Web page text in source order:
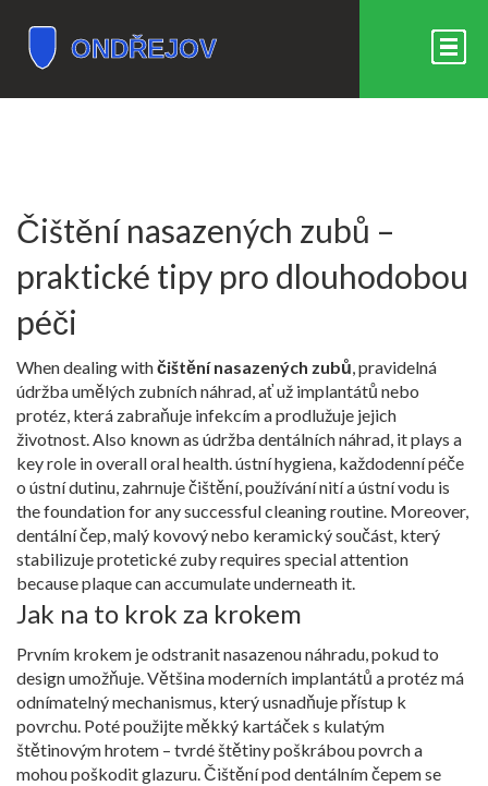
Čištění nasazených zubů –
praktické tipy pro dlouhodobou
péči
When dealing withčištění nasazených zubů,pravidelná
údržba umělých zubních náhrad, ať už implantátů nebo
protéz, která zabraňuje infekcím a prodlužuje jejich
životnost. Also known as údržba dentálních náhrad, it plays a
key role in overall oral health.ústní hygiena, každodenní péče
o ústní dutinu, zahrnuje čištění, používání nití a ústní vodu is
the foundation for any successful cleaning routine. Moreover,
dentální čep,malý kovový nebo keramický součást, který
stabilizuje protetické zubyrequires special attention
because plaque can accumulate underneath it.
Jak na to krok za krokem
Prvním krokem je odstranit nasazenou náhradu, pokud to
design umožňuje. Většina moderních implantátů a protéz má
odnímatelný mechanismus, který usnadňuje přístup k
povrchu. Poté použijte měkký kartáček s kulatým
štětinovým hrotem – tvrdé štětiny poškrábou povrch a
mohou poškodit glazuru. Čištění pod dentálním čepem se